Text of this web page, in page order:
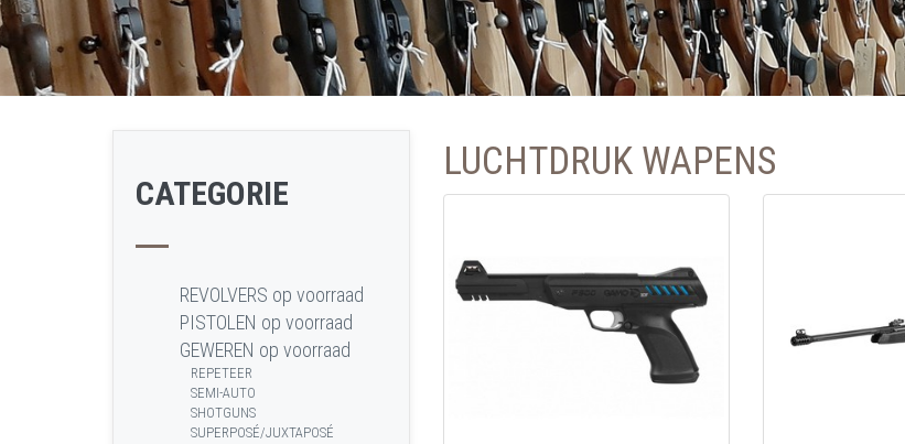
CATEGORIE
REVOLVERS op voorraad
PISTOLEN op voorraad
GEWEREN op voorraad
REPETEER
SEMI-AUTO
SHOTGUNS
SUPERPOSÉ/JUXTAPOSÉ
LUCHTDRUK WAPENS